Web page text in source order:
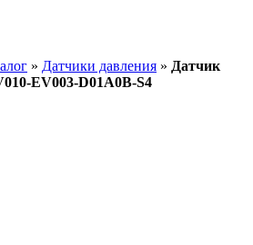
» Датчики давления » Датчик
EV003-D01A0B-S4